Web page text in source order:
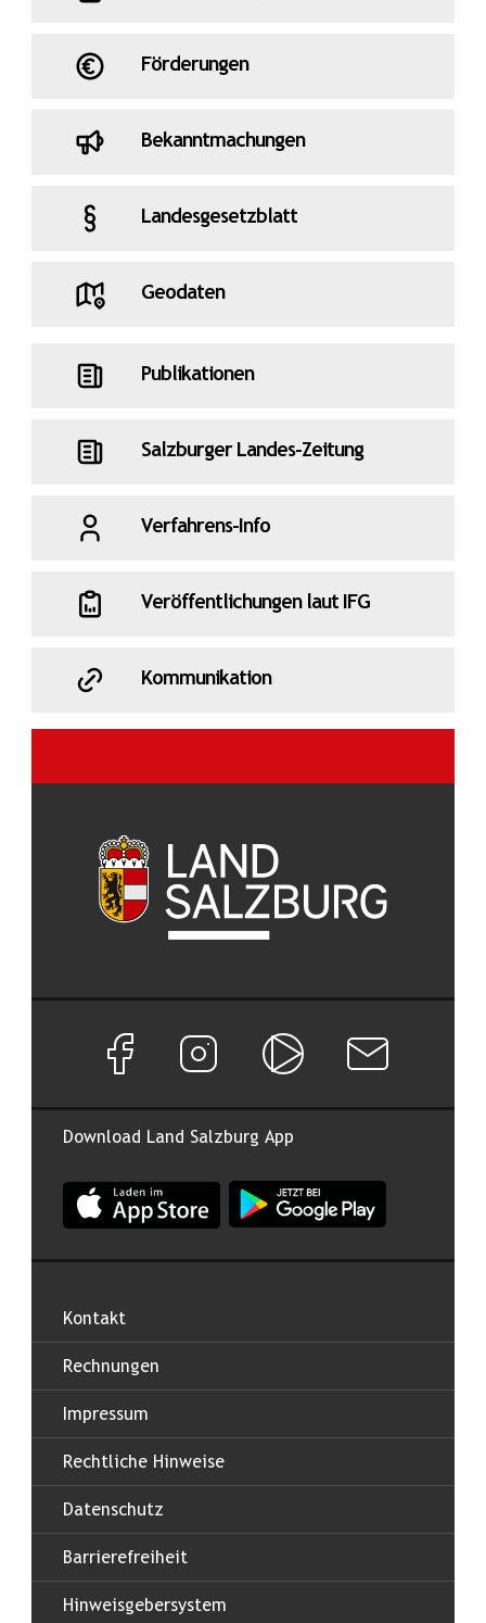
Förderungen
Bekanntmachungen
Landesgesetzblatt
Geodaten
Publikationen
Salzburger Landes-Zeitung
Verfahrens-Info
Veröffentlichungen laut IFG
Kommunikation
Download Land Salzburg App
App Land Salzburg im Apple App Store
App Land Salzburg im
Facebook Seite von Land Salzburg
Instagram Seite von Land Salzburg
Salzburg ONNewsletter
Kontakt
Rechnungen
Impressum
Rechtliche Hinweise
Datenschutz
Barrierefreiheit
Hinweisgebersystem